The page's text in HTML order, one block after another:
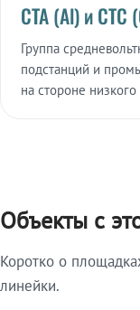
СТА (Al) и СТС
Группа
подстанций и
на стороне
Объекты с
Коротко о
линейки.